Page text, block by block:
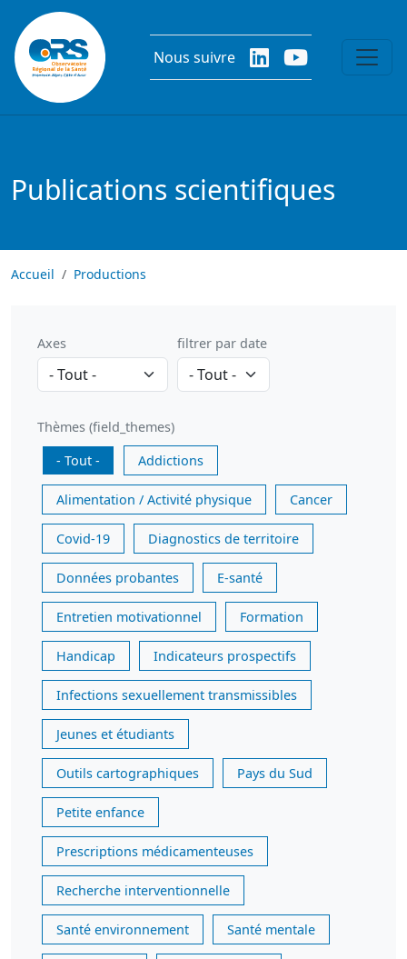
Aller au contenu principal
Nous suivre
Publications scientifiques
Accueil Productions
Axes filtrer par date
Thèmes (field_themes)
- Tout -
Addictions
Alimentation / Activité physique Cancer
Covid-19 Diagnostics de territoire
Données probantes E-santé
Entretien motivationnel Formation
Handicap Indicateurs prospectifs
Infections sexuellement transmissibles
Jeunes et étudiants
Outils cartographiques Pays du Sud
Petite enfance
Prescriptions médicamenteuses
Recherche interventionnelle
Santé environnement Santé mentale